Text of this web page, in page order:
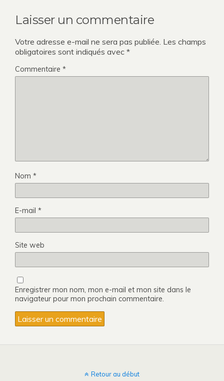
Laisser un commentaire
Votre adresse e-mail ne sera pas publiée. Les champs
obligatoires sont indiqués avec *
Commentaire *
Nom *
E-mail *
Site web
Enregistrer mon nom, mon e-mail et mon site dans le
navigateur pour mon prochain commentaire.
Retour au début